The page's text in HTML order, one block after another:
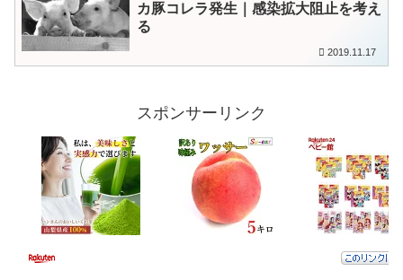
カ豚コレラ発生｜感染拡大阻止を考え
る
2019.11.17
スポンサーリンク